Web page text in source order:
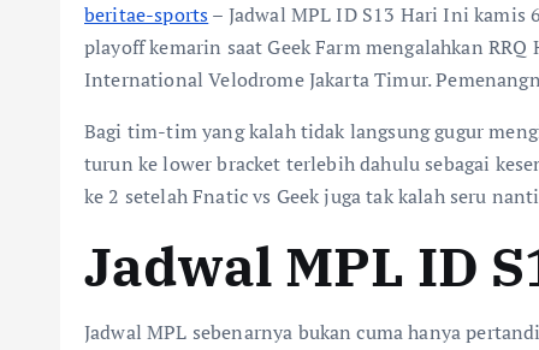
beritae-sports– Jadwal MPL ID S13 Hari Ini kamis
playoff kemarin saat Geek Farm mengalahkan
International Velodrome Jakarta Timur.
Bagi tim-tim yang kalah tidak langsung gugur
turun ke lower bracket terlebih dahulu sebagai
ke 2 setelah Fnatic vs Geek juga tak kalah seru
Jadwal MPL ID
Jadwal MPL sebenarnya bukan cuma hanya